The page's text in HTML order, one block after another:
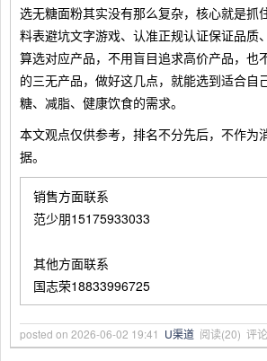
选无糖面粉其实没有那么复杂，核心就是抓
料表避坑文字游戏、认准正规认证保证品质
算选对应产品，不用盲目追求高价产品，也
的三无产品，做好这几点，就能选到适合自
糖、减脂、健康饮食的需求。
本文观点仅供参考，排名不分先后，不作为
据。
销售方面联系
范少朋15175933033
其他方面联系
国志荣18833996725
posted on 2026-06-02 19:41 U渠道 阅读(20) 评